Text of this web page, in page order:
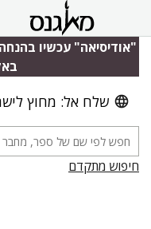
"אודיסיאה" עכשיו
שלח אל: מחוץ
חיפוש מתקדם